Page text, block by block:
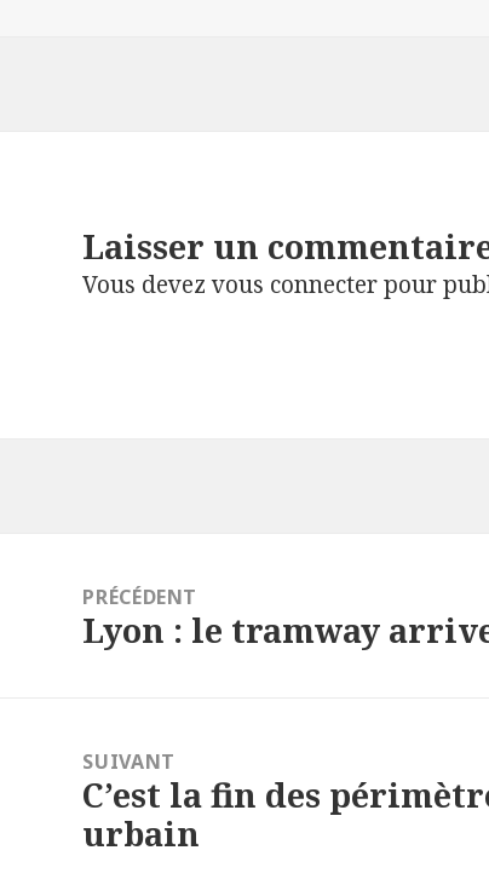
Laisser un
Vous devezvous connecterpour
l’article
PRÉCÉDENT
Article
Lyon : le tramway
SUIVANT
Article
suivant :
C’est la fin des
urbain